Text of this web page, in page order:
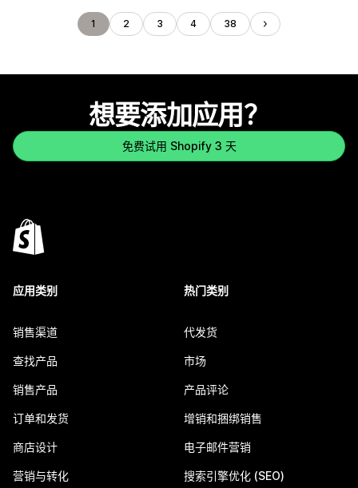
1 2 3 4 38
想要添加应用？
免费试用 Shopify 3 天
应用类别
销售渠道
查找产品
销售产品
订单和发货
商店设计
营销与转化
热门类别
代发货
市场
产品评论
增销和捆绑销售
电子邮件营销
搜索引擎优化 (SEO)